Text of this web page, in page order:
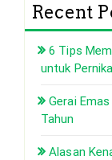
Recent
6 Tips
untuk
Gerai
Tahun
Alasan